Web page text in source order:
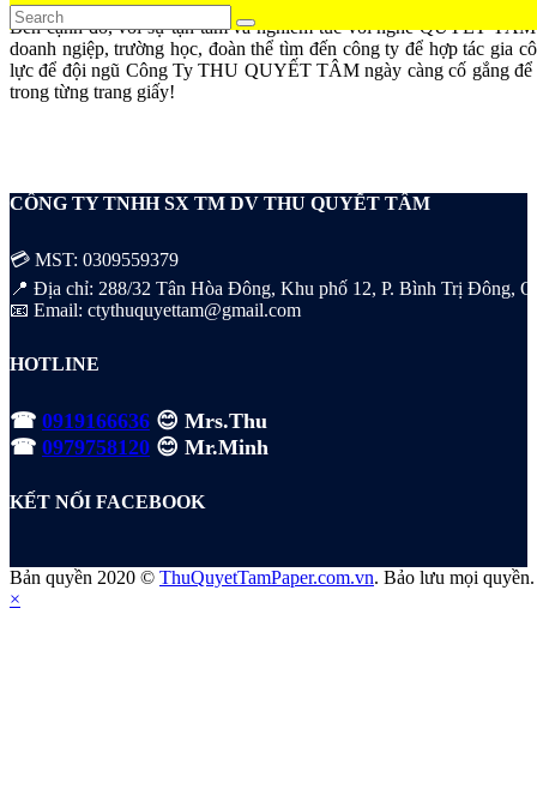
Bên cạnh đó, với sự tận tâm và nghiêm túc với nghề QUYẾT
doanh ngiệp, trường học, đoàn thể tìm đến công ty để hợp tác gia
lực để đội ngũ Công Ty THU QUYẾT TÂM ngày càng cố gắng để
trong từng trang giấy!
CÔNG TY TNHH SX TM DV THU QUYẾT TÂM
💳 MST: 0309559379
📍 Địa chỉ: 288/32 Tân Hòa Đông, Khu phố 12, P. Bình Trị Đông,
📧 Email: ctythuquyettam@gmail.com
HOTLINE
☎ 0919166636 😊 Mrs.Thu
☎ 0979758120 😊 Mr.Minh
KẾT NỐI FACEBOOK
Bản quyền 2020 © ThuQuyetTamPaper.com.vn. Bảo lưu mọi quyền.
×